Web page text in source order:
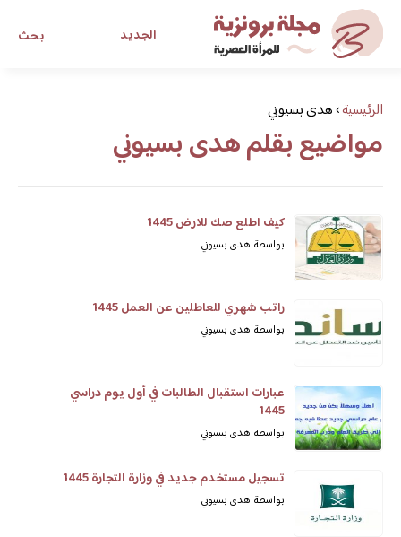
بحث الجديد
مجلة برونزية للفتاة العصرية
ابحث عن أي موضوع يهمك
الرئيسية›هدى بسيوني
مواضيع بقلم هدى بسيوني
كيف اطلع صك للارض 1445
بواسطة: هدى بسيوني
راتب شهري للعاطلين عن العمل 1445
بواسطة: هدى بسيوني
عبارات استقبال الطالبات في أول يوم دراسي
1445
بواسطة: هدى بسيوني
تسجيل مستخدم جديد في وزارة التجارة 1445
بواسطة: هدى بسيوني